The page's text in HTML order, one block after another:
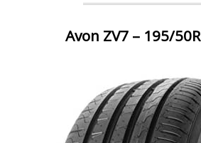
Avon ZV7 – 195/